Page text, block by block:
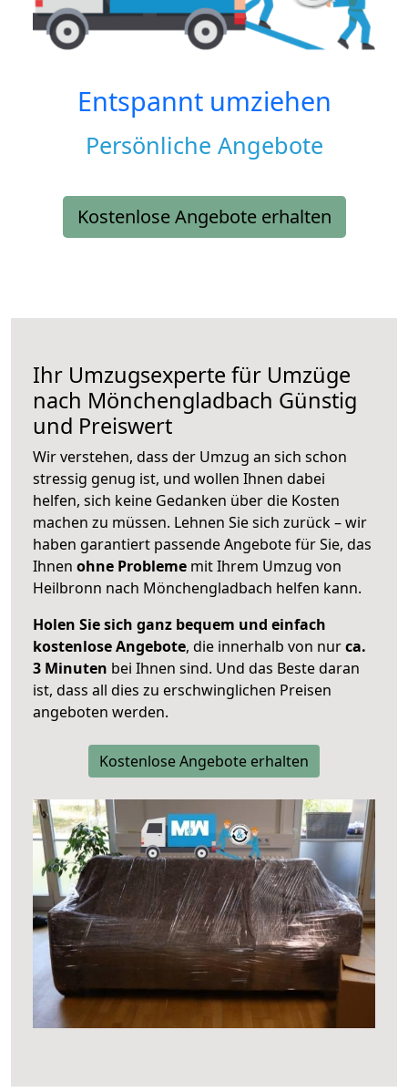
Entspannt umziehen
Persönliche Angebote
Kostenlose Angebote erhalten
Ihr Umzugsexperte für Umzüge
nach Mönchengladbach Günstig
und Preiswert
Wir verstehen, dass der Umzug an sich schon
stressig genug ist, und wollen Ihnen dabei
helfen, sich keine Gedanken über die Kosten
machen zu müssen. Lehnen Sie sich zurück – wir
haben garantiert passende Angebote für Sie, das
Ihnen ohne Probleme mit Ihrem Umzug von
Heilbronn nach Mönchengladbach helfen kann.
Holen Sie sich ganz bequem und einfach
kostenlose Angebote, die innerhalb von nurca.
3 Minuten bei Ihnen sind. Und das Beste daran
ist, dass all dies zu erschwinglichen Preisen
angeboten werden.
Kostenlose Angebote erhalten